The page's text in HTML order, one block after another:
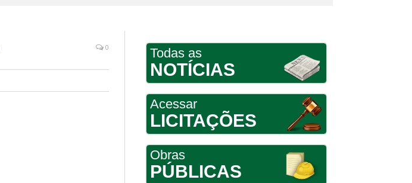
0 Todas as
NOTÍCIAS
Acessar
LICITAÇÕES
Obras
PÚBLICAS